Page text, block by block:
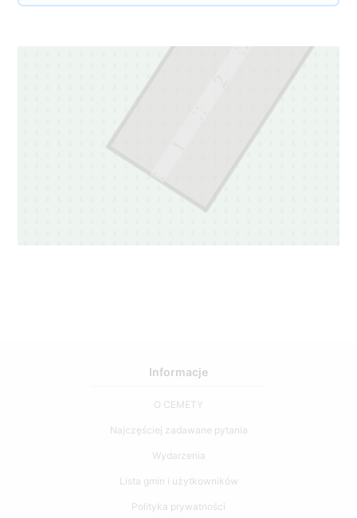
Informacje
O CEMETY
Najczęściej zadawane pytania
Wydarzenia
Lista gmin i użytkowników
Polityka prywatności